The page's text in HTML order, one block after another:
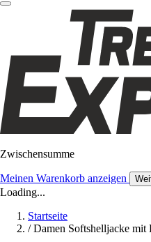
Zwischensumme
Meinen Warenkorb anzeigen
Loading...
Startseite
/ Damen Softshelljacke